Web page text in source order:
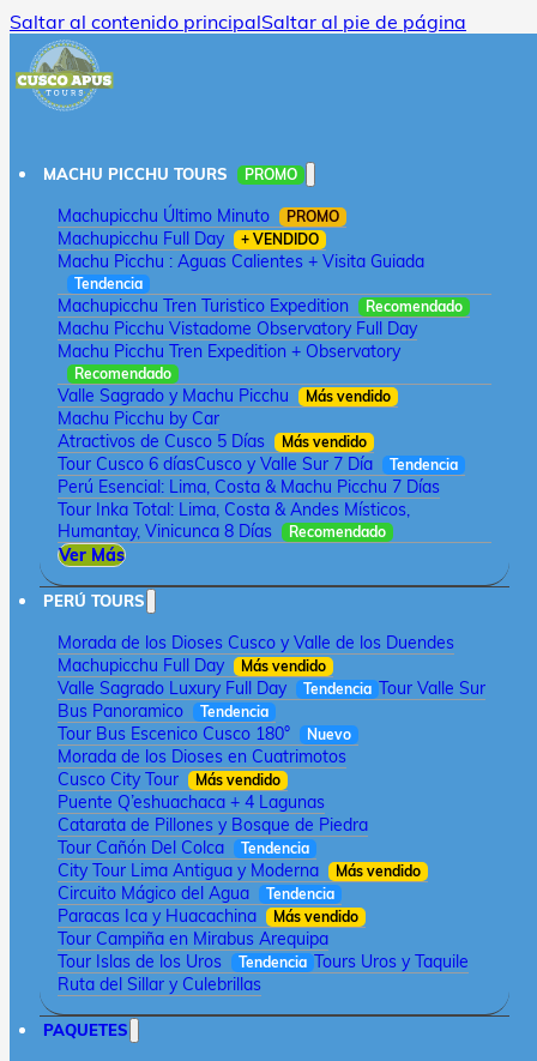
Saltar al contenido principalSaltar al pie de página
MACHU PICCHU TOURS PROMO
Machupicchu Último Minuto PROMO
Machupicchu Full Day + VENDIDO
Machu Picchu : Aguas Calientes + Visita Guiada
Tendencia
Machupicchu Tren Turistico Expedition Recomendado
Machu Picchu Vistadome Observatory Full Day
Machu Picchu Tren Expedition + Observatory
Recomendado
Valle Sagrado y Machu Picchu Más vendido
Machu Picchu by Car
Atractivos de Cusco 5 Días
Más vendido
Tour Cusco 6 díasCusco y Valle Sur 7 Día Tendencia
Perú Esencial: Lima, Costa & Machu Picchu 7 Días
Tour Inka Total: Lima, Costa & Andes Místicos,
Humantay, Vinicunca 8 Días
Recomendado
Ver Más
PERÚ TOURS
Morada de los Dioses Cusco y Valle de los Duendes
Machupicchu Full Day
Más vendido
Valle Sagrado Luxury Full Day Tendencia Tour Valle Sur
Bus Panoramico
Tendencia
Tour Bus Escenico Cusco 180° Nuevo
Morada de los Dioses en Cuatrimotos
Cusco City Tour
Más vendido
Puente Q’eshuachaca + 4 Lagunas
Catarata de Pillones y Bosque de Piedra
Tour Cañón Del Colca
Tendencia
City Tour Lima Antigua y Moderna Más vendido
Circuito Mágico del Agua Tendencia
Paracas Ica y Huacachina Más vendido
Tour Campiña en Mirabus Arequipa
Tour Islas de los Uros
Tendencia Tours Uros y Taquile
Ruta del Sillar y Culebrillas
PAQUETES